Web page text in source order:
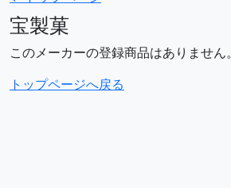
宝製菓
このメーカーの登録商品はありません。
トップページへ戻る